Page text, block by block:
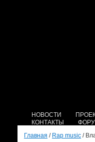
НОВОСТИ
КОНТАКТЫ
Главная / Rap music /